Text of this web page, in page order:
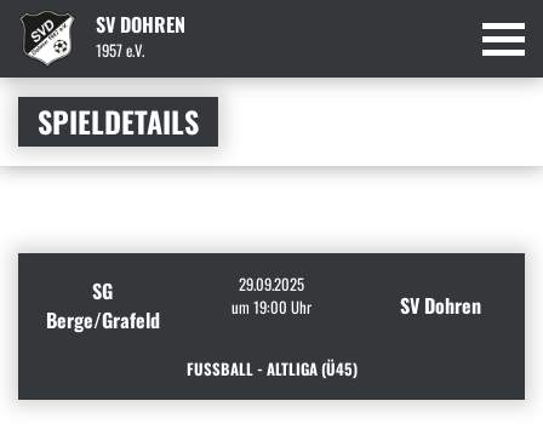
SV DOHREN
1957 e.V.
SPIELDETAILS
SG
Berge/Grafeld
29.09.2025
um 19:00 Uhr
SV Dohren
FUSSBALL - ALTLIGA (Ü45)